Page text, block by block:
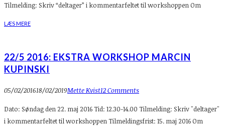
Tilmelding: Skriv “deltager” i kommentarfeltet til workshoppen Om
LÆS MERE
22/5 2016: EKSTRA WORKSHOP MARCIN
KUPINSKI
05/02/201618/02/2019Mette Kvist12 Comments
Dato: Søndag den 22. maj 2016 Tid: 12.30-14.00 Tilmelding: Skriv "deltager"
i kommentarfeltet til workshoppen Tilmeldingsfrist: 15. maj 2016 Om